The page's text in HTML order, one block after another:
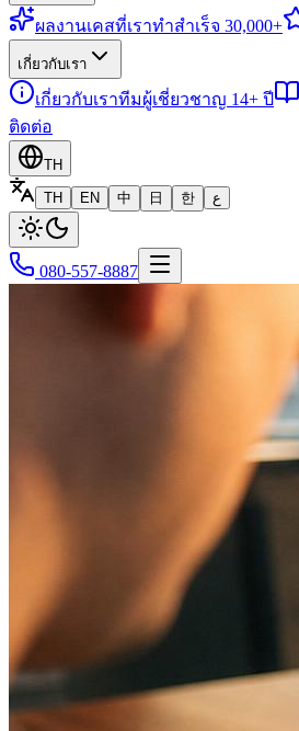
ผลงานเคสที่เราทำสำเร็จ 30,000+
เกี่ยวกับเรา
เกี่ยวกับเราทีมผู้เชี่ยวชาญ 14+ ปี
ติดต่อ
TH
TH
EN 中 日 한 ع
080-557-8887